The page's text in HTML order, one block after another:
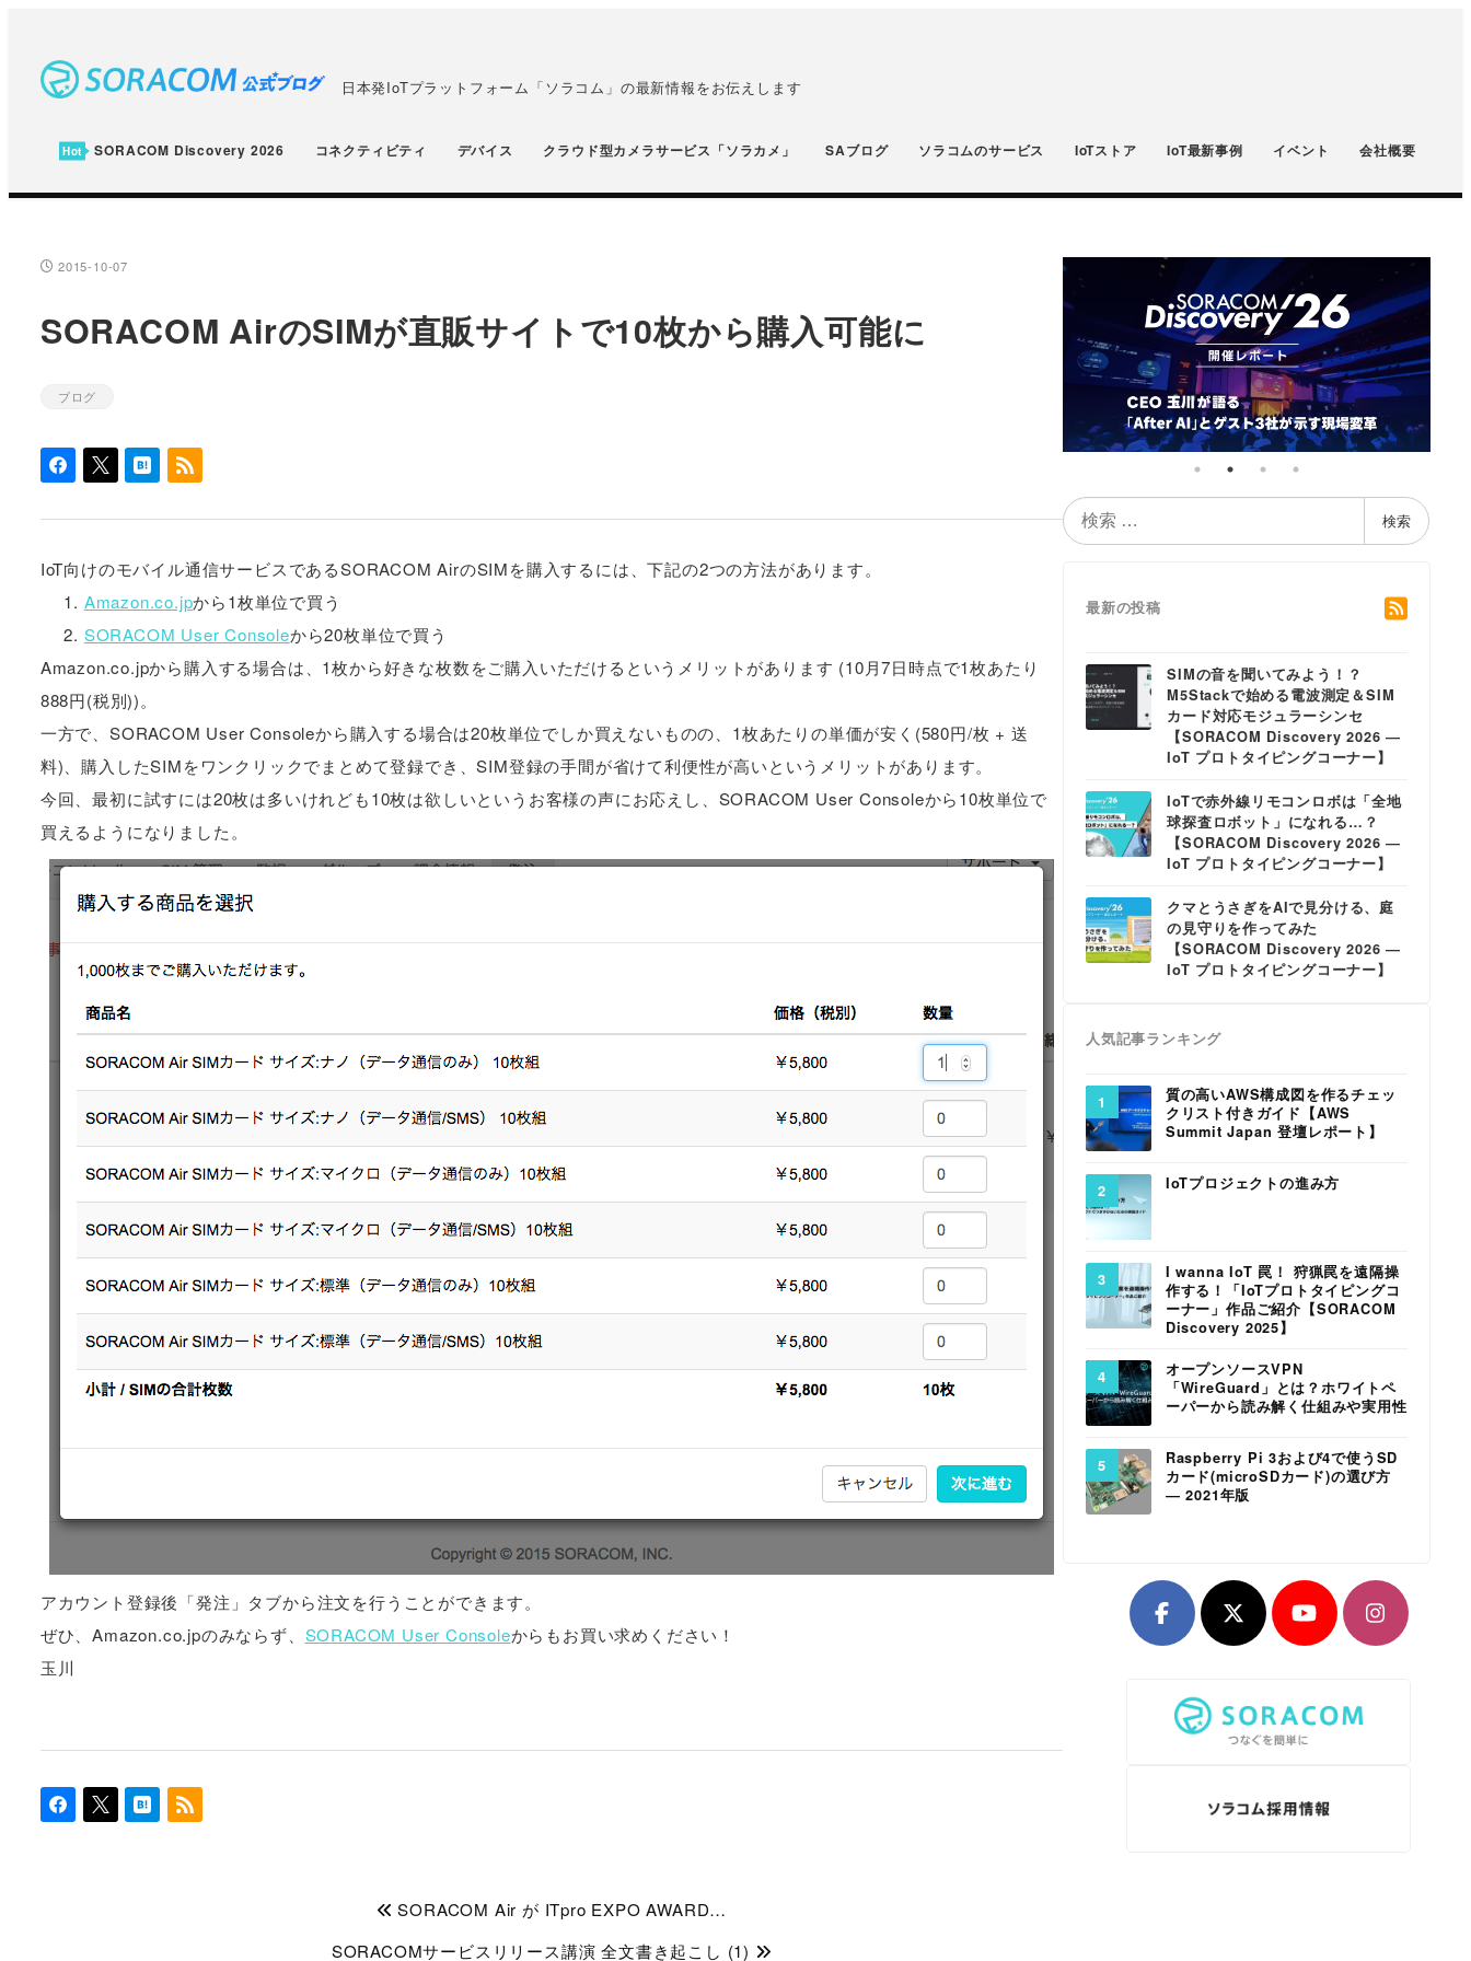
ン
日本発IoTプラットフォーム「ソラコム」の最新情報をお伝えします
SORACOM Discovery 2026 コネクティビティ デバイス クラウド型カメラサービス「ソラカメ」 SAブログ ソラコムのサービス IoTストア IoT最新事例 イベント 会社概要
投稿日
2015-10-07
SORACOM AirのSIMが直販サイトで10枚から購入可能に
カテゴリー
ブログ
IoT向けのモバイル通信サービスであるSORACOM AirのSIMを購入するには、下記の2つの方法があります。
Amazon.co.jpから1枚単位で買う
SORACOM User Consoleから20枚単位で買う
Amazon.co.jpから購入する場合は、1枚から好きな枚数をご購入いただけるというメリットがあります (10月7日時点で1枚あたり
888円(税別))。
一方で、SORACOM User Consoleから購入する場合は20枚単位でしか買えないものの、1枚あたりの単価が安く(580円/枚 + 送
料)、購入したSIMをワンクリックでまとめて登録でき、SIM登録の手間が省けて利便性が高いというメリットがあります。
今回、最初に試すには20枚は多いけれども10枚は欲しいというお客様の声にお応えし、SORACOM User Consoleから10枚単位で
買えるようになりました。
アカウント登録後「発注」タブから注文を行うことができます。
ぜひ、Amazon.co.jpのみならず、 SORACOM User Consoleからもお買い求めください！
玉川
SORACOM Air が ITpro EXPO AWARD…
SORACOMサービスリリース講演 全文書き起こし (1)
検
索
検索
最新の投稿
SIMの音を聞いてみよう！？
M5Stackで始める電波測定＆SIM
カード対応モジュラーシンセ
【SORACOM Discovery 2026 ―
IoT プロトタイピングコーナー】
IoTで赤外線リモコンロボは「全地
球探査ロボット」になれる…？
【SORACOM Discovery 2026 ―
IoT プロトタイピングコーナー】
クマとうさぎをAIで見分ける、庭
の見守りを作ってみた
【SORACOM Discovery 2026 ―
IoT プロトタイピングコーナー】
人気記事ランキング
質の高いAWS構成図を作るチェッ
クリスト付きガイド【AWS
Summit Japan 登壇レポート】
IoTプロジェクトの進み方
I wanna IoT 罠！ 狩猟罠を遠隔操
作する！「IoTプロトタイピングコ
ーナー」作品ご紹介【SORACOM
Discovery 2025】
オープンソースVPN
「WireGuard」とは？ホワイトペ
ーパーから読み解く仕組みや実用性
Raspberry Pi 3および4で使うSD
カード(microSDカード)の選び方
― 2021年版